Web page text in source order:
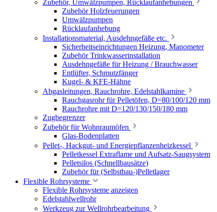
Zubehör, Umwälzpumpen, Rücklaufanhebungen
Zubehör Holzfeuerungen
Umwälzpumpen
Rücklaufanhebung
Installationsmaterial, Ausdehngefäße etc.
Sicherheitseinrichtungen Heizung, Manometer
Zubehör Trinkwasserinstallation
Ausdehngefäße für Heizung / Brauchwasser
Entlüfter, Schmutzfänger
Kugel- & KFE-Hähne
Abgasleitungen, Rauchrohre, Edelstahlkamine
Rauchgasrohr für Pelletöfen, D=80/100/120 mm
Rauchrohre mit D=120/130/150/180 mm
Zugbegrenzer
Zubehör für Wohnraumöfen
Glas-Bodenplatten
Pellet-, Hackgut- und Energiepflanzenheizkessel
Pelletkessel Extraflame und Aufsatz-Saugsystem
Pelletsilos (Schnellbausätze)
Zubehör für (Selbstbau-)Pelletlager
Flexible Rohrsysteme
Flexible Rohrsysteme anzeigen
Edelstahlwellrohr
Werkzeug zur Wellrohrbearbeitung